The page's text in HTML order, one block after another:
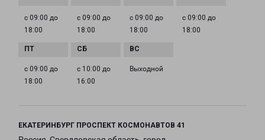
с 09:00 до
18:00
с 09:00 до
18:00
с 09:00 до
18:00
с 09:00 до
18:00
с 09:00 до
18:00
с 10:00 до
16:00
Выходной
ЕКАТЕРИНБУРГ ПРОСПЕКТ КОСМОНАВТОВ 41